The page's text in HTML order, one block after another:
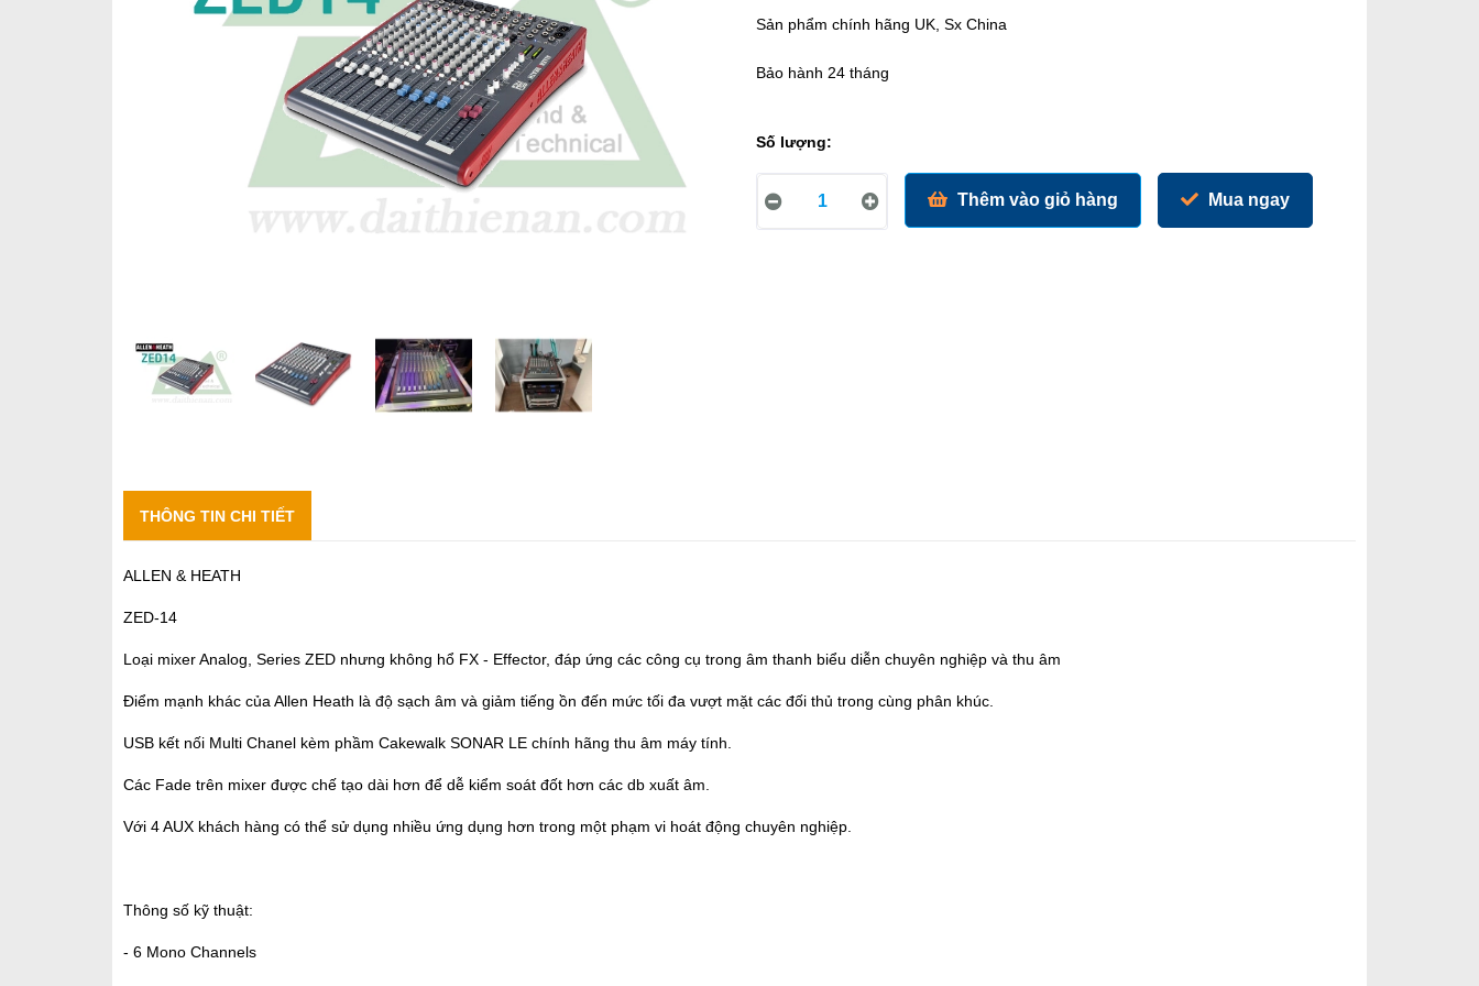
Sản phẩm chính hãng UK, Sx China
Bảo hành 24 tháng
Số lượng:
Thêm vào giỏ hàng Mua ngay
THÔNG TIN CHI TIẾT
ALLEN & HEATH
ZED-14
Loại mixer Analog, Series ZED nhưng không hổ FX - Effector, đáp ứng các công cụ trong âm thanh biểu diễn chuyên nghiệp và thu âm
Điểm mạnh khác của Allen Heath là độ sạch âm và giảm tiếng ồn đến mức tối đa vượt mặt các đối thủ trong cùng phân khúc.
USB kết nối Multi Chanel kèm phầm Cakewalk SONAR LE chính hãng thu âm máy tính.
Các Fade trên mixer được chế tạo dài hơn để dễ kiểm soát đốt hơn các db xuất âm.
Với 4 AUX khách hàng có thể sử dụng nhiều ứng dụng hơn trong một phạm vi hoát động chuyên nghiệp.
Thông số kỹ thuật:
- 6 Mono Channels